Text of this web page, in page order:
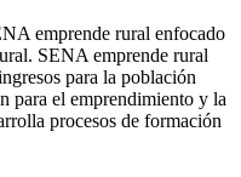
emprende rural enfocado
SENA emprende rural
para la población
para el emprendimiento y la
procesos de formación